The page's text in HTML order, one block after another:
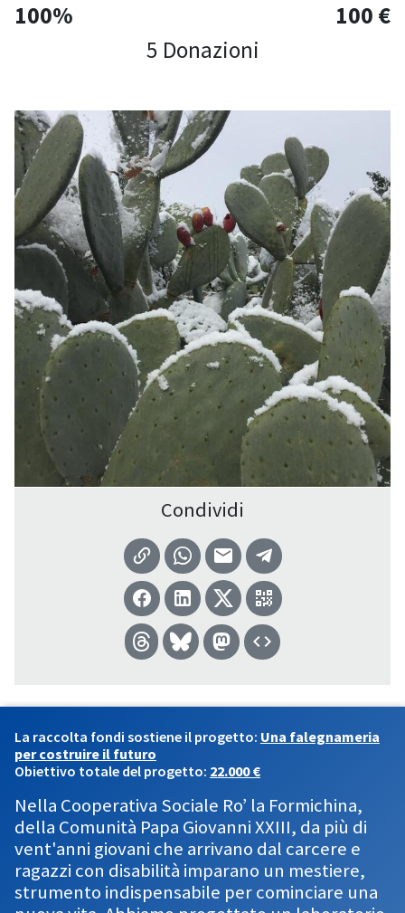
100%
100 €
5 Donazioni
Condividi
La raccolta fondi sostiene il progetto: Una falegnameria
per costruire il futuro
Obiettivo totale del progetto: 22.000 €
Nella Cooperativa Sociale Ro’ la Formichina,
della Comunità Papa Giovanni XXIII, da più di
vent'anni giovani che arrivano dal carcere e
ragazzi con disabilità imparano un mestiere,
strumento indispensabile per cominciare una